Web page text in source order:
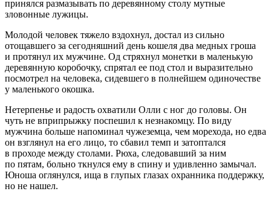
принялся размазывать по деревянному столу мутные
зловонные лужицы.
Молодой человек тяжело вздохнул, достал из сильно
отощавшего за сегодняшний день кошеля два медных гроша
и протянул их мужчине. Од стряхнул монетки в маленькую
деревянную коробочку, спрятал ее под стол и выразительно
посмотрел на человека, сидевшего в полнейшем одиночестве
у маленького окошка.
Нетерпенье и радость охватили Олли с ног до головы. Он
чуть не вприпрыжку поспешил к незнакомцу. По виду
мужчина больше напоминал чужеземца, чем морехода, но едва
он взглянул на его лицо, то сбавил темп и затоптался
в проходе между столами. Рюха, следовавший за ним
по пятам, больно ткнулся ему в спину и удивленно замычал.
Юноша оглянулся, ища в глупых глазах охранника поддержку,
но не нашел.